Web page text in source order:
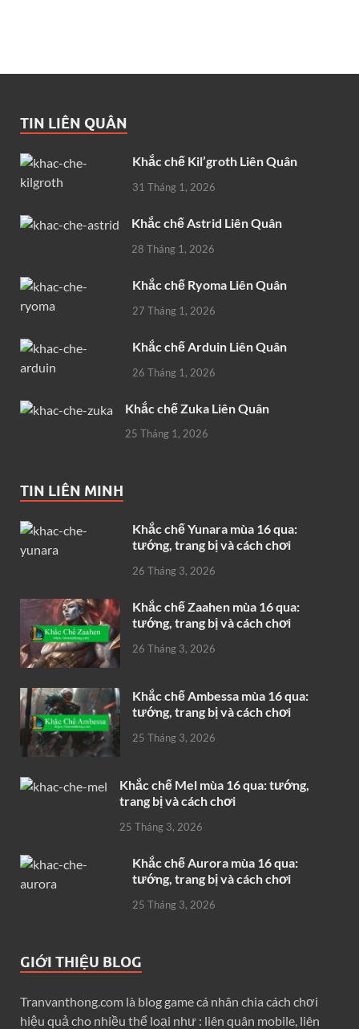
TIN LIÊN QUÂN
Khắc chế Kil’groth Liên Quân
31 Tháng 1, 2026
Khắc chế Astrid Liên Quân
28 Tháng 1, 2026
Khắc chế Ryoma Liên Quân
27 Tháng 1, 2026
Khắc chế Arduin Liên Quân
26 Tháng 1, 2026
Khắc chế Zuka Liên Quân
25 Tháng 1, 2026
TIN LIÊN MINH
Khắc chế Yunara mùa 16 qua:
tướng, trang bị và cách chơi
26 Tháng 3, 2026
Khắc chế Zaahen mùa 16 qua:
tướng, trang bị và cách chơi
26 Tháng 3, 2026
Khắc chế Ambessa mùa 16 qua:
tướng, trang bị và cách chơi
25 Tháng 3, 2026
Khắc chế Mel mùa 16 qua: tướng,
trang bị và cách chơi
25 Tháng 3, 2026
Khắc chế Aurora mùa 16 qua:
tướng, trang bị và cách chơi
25 Tháng 3, 2026
GIỚI THIỆU BLOG
Tranvanthong.com là blog game cá nhân chia cách chơi
hiệu quả cho nhiều thể loại như : liên quân mobile, liên